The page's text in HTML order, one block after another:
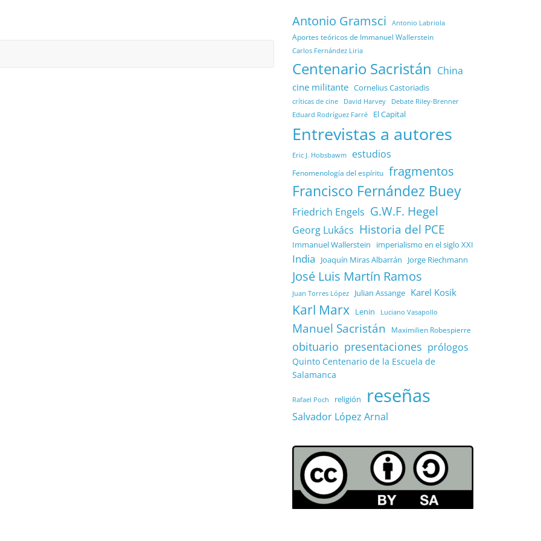
Antonio Gramsci Antonio Labriola
Aportes teóricos de Immanuel Wallerstein
Carlos Fernández Liria
Centenario Sacristán China
cine militante Cornelius Castoriadis
críticas de cine David Harvey Debate Riley-Brenner
Eduard Rodríguez Farré El Capital
Entrevistas a autores
Eric J. Hobsbawm estudios
Fenomenología del espíritu fragmentos
Francisco Fernández Buey
Friedrich Engels G.W.F. Hegel
Georg Lukács Historia del PCE
Immanuel Wallerstein imperialismo en el siglo XXI
India Joaquín Miras Albarrán Jorge Riechmann
José Luis Martín Ramos
Juan Torres López Julian Assange Karel Kosík
Karl Marx Lenin Luciano Vasapollo
Manuel Sacristán Maximilien Robespierre
obituario presentaciones prólogos
Quinto Centenario de la Escuela de
Salamanca
Rafael Poch religión reseñas
Salvador López Arnal